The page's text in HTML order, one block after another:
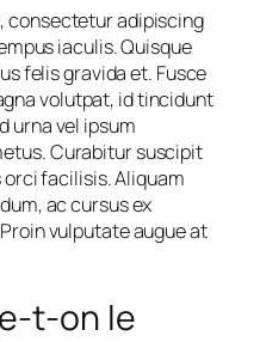
consectetur adipiscing
iaculis. Quisque
felis gravida et. Fusce
volutpat, id tincidunt
urna vel ipsum
Curabitur suscipit
facilisis. Aliquam
ac cursus ex
vulputate augue at
t-on le